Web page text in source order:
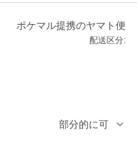
ポケマル提携のヤマト便
配送区分:
部分的に可